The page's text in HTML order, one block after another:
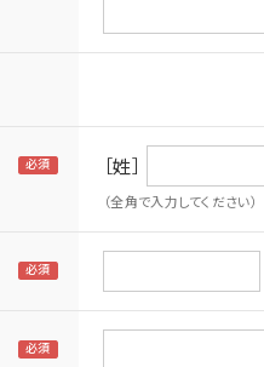
［姓］
（全角で入力してください）